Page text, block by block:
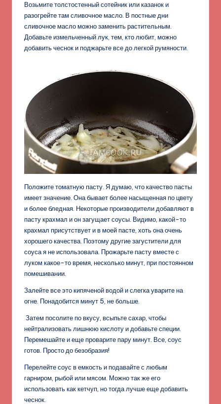
Возьмите толстостенный сотейник или казанок и
разогрейте там сливочное масло. В постные дни
сливочное масло можно заменить растительным.
Добавьте измельченный лук, тем, кто любит, можно
добавить чеснок и поджарьте все до легкой румяности.
Положите томатную пасту. Я думаю, что качество пасты
имеет значение. Она бывает более насыщенная по цвету
и более бледная. Некоторые производители добавляют в
пасту крахмал и он загущает соусы. Видимо, какой-то
крахмал присутствует и в моей пасте, хоть она очень
хорошего качества. Поэтому другие загустители для
соуса я не использовала. Прожарьте пасту вместе с
луком какое-то время, несколько минут, при постоянном
помешивании.
Залейте все это кипяченой водой и слегка уварите на
огне. Понадобится минут 5, не больше.
Затем посолите по вкусу, всыпьте сахар, чтобы
нейтрализовать лишнюю кислоту и добавьте специи.
Перемешайте и еще проварите пару минут. Все, соус
готов. Просто до безобразия!
Перелейте соус в емкость и подавайте с любым
гарниром, рыбой или мясом. Можно так же его
использовать как кетчуп, но тогда лучше еще добавить
чеснок.